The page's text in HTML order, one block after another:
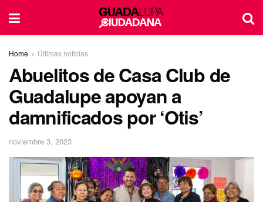
Home Últimas noticias
Abuelitos de Casa Club de
Guadalupe apoyan a
damnificados por ‘Otis’
noviembre 3, 2023